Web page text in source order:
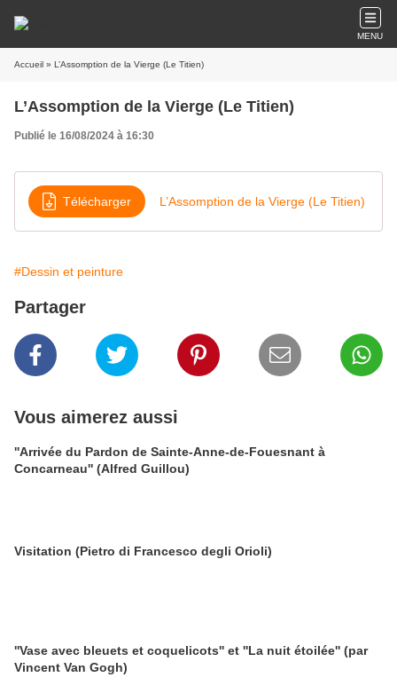
MENU
Accueil » L’Assomption de la Vierge (Le Titien)
L’Assomption de la Vierge (Le Titien)
Publié le 16/08/2024 à 16:30
Télécharger L’Assomption de la Vierge (Le Titien)
#Dessin et peinture
Partager
Vous aimerez aussi
''Arrivée du Pardon de Sainte-Anne-de-Fouesnant à
Concarneau'' (Alfred Guillou)
Visitation (Pietro di Francesco degli Orioli)
''Vase avec bleuets et coquelicots'' et ''La nuit étoilée'' (par
Vincent Van Gogh)